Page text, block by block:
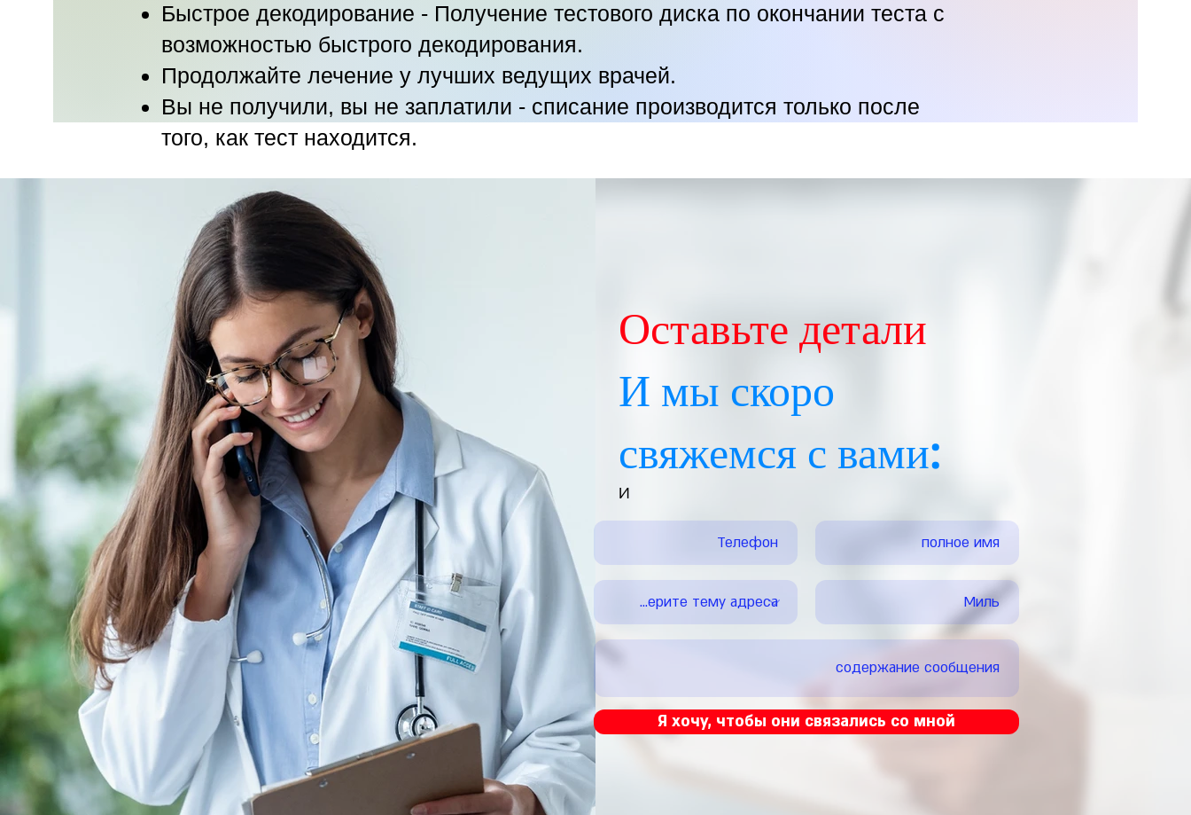
Быстрое декодирование - Получение тестового диска по окончании теста с
возможностью быстрого декодирования.
Продолжайте лечение у лучших ведущих врачей.
Вы не получили, вы не заплатили - списание производится только после
того, как тест находится.
Оставьте детали
И мы скоро
свяжемся с вами:
И
Я хочу, чтобы они связались со мной